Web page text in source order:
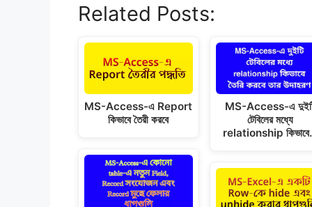
c
e
b
o
o
k
st
o
d
o
n
ai
l
ar
e
Related Posts:
MS-Access-এ Report
কিভাবে তৈরী করবে
MS-Access-এ
টেবিলের মধ্যে
relationship